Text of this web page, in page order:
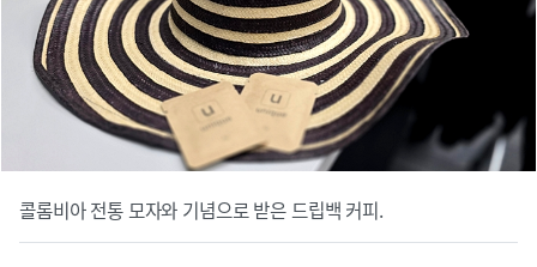
콜롬비아 전통 모자와 기념으로 받은 드립백 커피.